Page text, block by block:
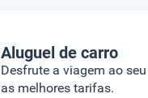
Aluguel de carro
Desfrute a viagem ao
as melhores tarifas.